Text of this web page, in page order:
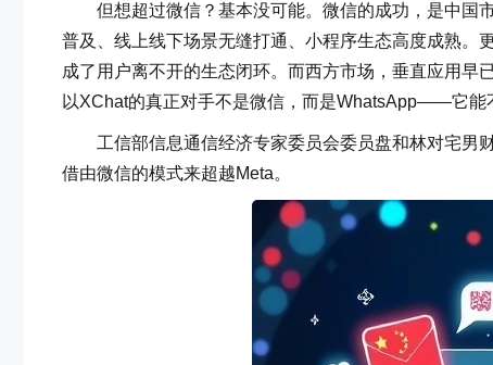
但想超过微信？基本没可能。微信的成功，是中国市
普及、线上线下场景无缝打通、小程序生态高度成熟。
成了用户离不开的生态闭环。而西方市场，垂直应用早
以XChat的真正对手不是微信，而是WhatsApp——它能
工信部信息通信经济专家委员会委员盘和林对宅男
借由微信的模式来超越Meta。